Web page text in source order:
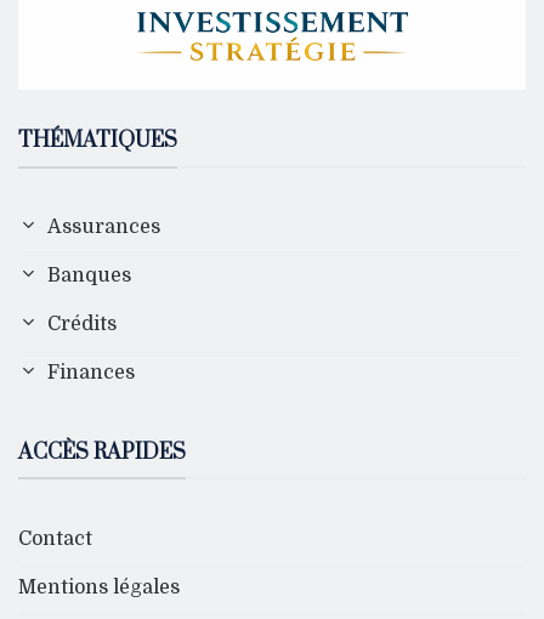
THÉMATIQUES
Assurances
Banques
Crédits
Finances
ACCÈS RAPIDES
Contact
Mentions légales